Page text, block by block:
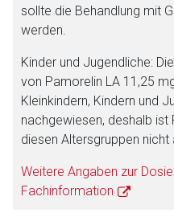
sollte die Behandlung mit
werden.
Kinder und Jugendliche:
von Pamorelin LA 11,25
Kleinkindern, Kindern und
nachgewiesen, deshalb
diesen Altersgruppen nicht
Weitere Angaben zur
Fachinformation